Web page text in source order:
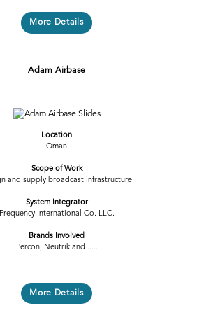
More Details
Adam Airbase
Location
Oman
Scope of Work
and supply broadcast infrastructure
System Integrator
Frequency International Co. LLC.
Brands Involved
Percon, Neutrik and .....
More Details